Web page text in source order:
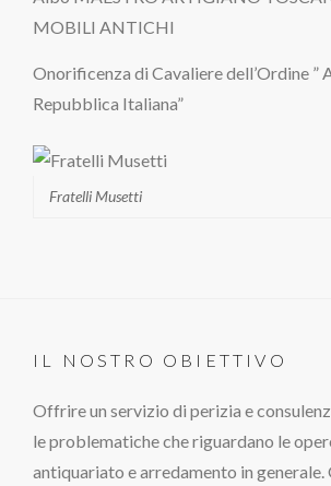
MOBILI ANTICHI
Onorificenza di Cavaliere dell’Ordine ”
Repubblica Italiana”
Fratelli Musetti
IL NOSTRO OBIETTIVO
Offrire un servizio di perizia e
le problematiche che riguardano le
antiquariato e arredamento in generale.